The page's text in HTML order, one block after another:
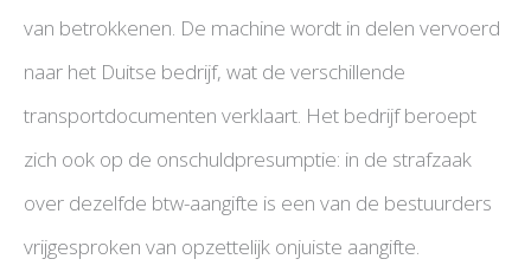
van betrokkenen. De machine wordt in delen vervoerd
naar het Duitse bedrijf, wat de verschillende
transportdocumenten verklaart. Het bedrijf beroept
zich ook op de onschuldpresumptie: in de strafzaak
over dezelfde btw-aangifte is een van de bestuurders
vrijgesproken van opzettelijk onjuiste aangifte.